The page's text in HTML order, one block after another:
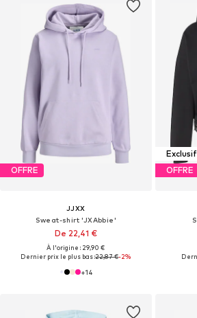
OFFRE
JJXX
Sweat-shirt 'JXAbbie'
De 22,41 €
À l'origine : 29,90 €
Dernier prix le plus bas :22,87 €-2%
+14
Exclusif
OFFRE